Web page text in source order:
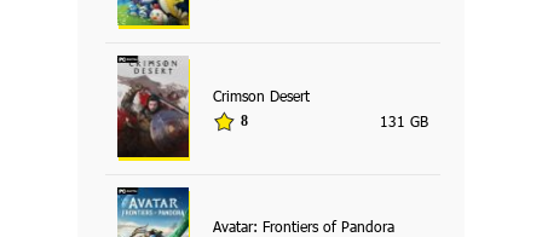
Crimson Desert
8 131 GB
Avatar: Frontiers of Pandora